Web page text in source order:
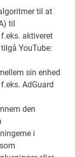
til at
til
aktiveret
YouTube:
sin enhed
AdGuard
den
i